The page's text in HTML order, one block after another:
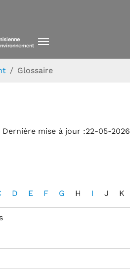
Glossaire
Dernière mise à jour :22-05-2026
D E F G H I J K